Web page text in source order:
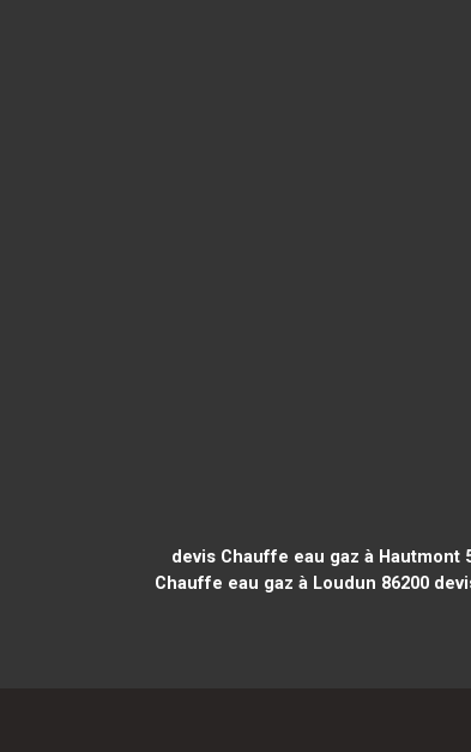
devis Chauffe eau gaz à Hautmont
Chauffe eau gaz à Loudun 86200